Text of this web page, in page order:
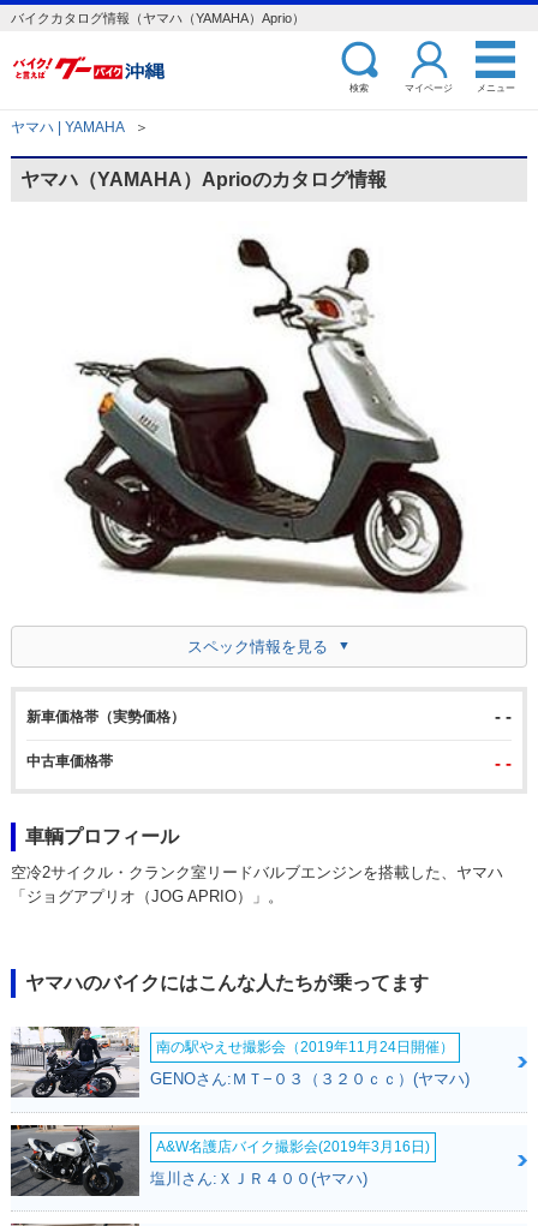
バイクカタログ情報（ヤマハ（YAMAHA）Aprio）
検索 マイページ メニュー
ヤマハ | YAMAHA ＞
ヤマハ（YAMAHA）Aprioのカタログ情報
スペック情報を見る
新車価格帯（実勢価格） - -
中古車価格帯 - -
車輌プロフィール
空冷2サイクル・クランク室リードバルブエンジンを搭載した、ヤマハ
「ジョグアプリオ（JOG APRIO）」。
ヤマハのバイクにはこんな人たちが乗ってます
南の駅やえせ撮影会（2019年11月24日開催）
GENOさん:ＭＴ−０３（３２０ｃｃ）(ヤマハ)
A&W名護店バイク撮影会(2019年3月16日)
塩川さん:ＸＪＲ４００(ヤマハ)